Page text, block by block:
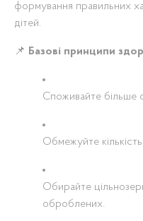
формування правильних
дітей.
📌 Базові принципи
Споживайте більше
Обмежуйте
Обирайте
оброблених.